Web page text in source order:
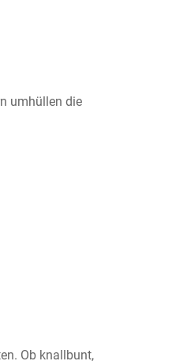
umhüllen die
Ob knallbunt,